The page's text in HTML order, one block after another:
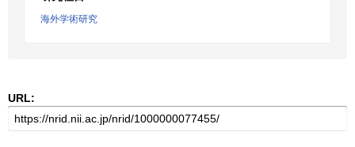
海外学術研究
URL: